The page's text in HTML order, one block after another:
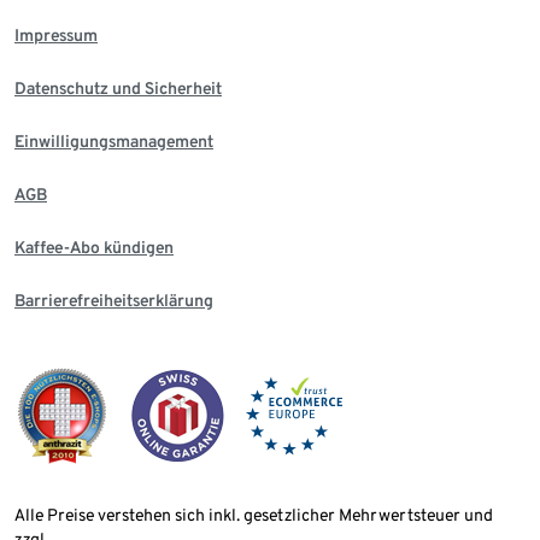
Impressum
Datenschutz und Sicherheit
Einwilligungsmanagement
AGB
Kaffee-Abo kündigen
Barrierefreiheitserklärung
Alle Preise verstehen sich inkl. gesetzlicher Mehrwertsteuer und